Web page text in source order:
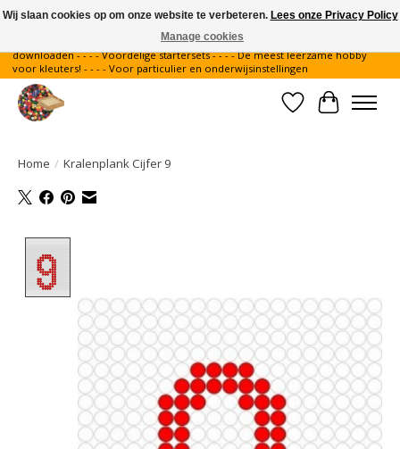
Gratis verzending binnen Nederland - - - - Legvoorbeelden gratis te
downloaden - - - - Voordelige startersets - - - - De meest leerzame hobby
voor kleuters! - - - - Voor particulier en onderwijsinstellingen
Verlanglijst
Home / Kralenplank Cijfer 9
Wij slaan cookies op om onze website te verbeteren. Lees onze Privacy Policy
Manage cookies